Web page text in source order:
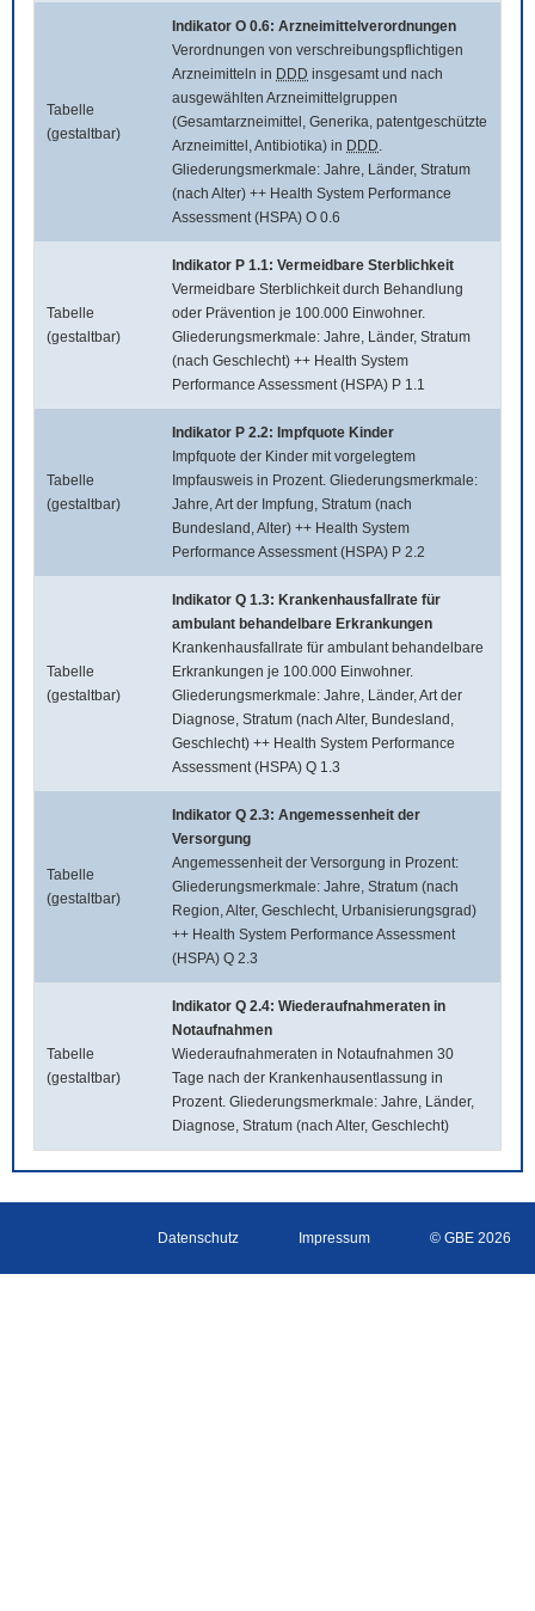
Tabelle
(gestaltbar)
Indikator O 0.6: Arzneimittelverordnungen
Verordnungen von verschreibungspflichtigen
Arzneimitteln in DDD insgesamt und nach
ausgewählten Arzneimittelgruppen
(Gesamtarzneimittel, Generika, patentgeschützte
Arzneimittel, Antibiotika) in DDD.
Gliederungsmerkmale: Jahre, Länder, Stratum
(nach Alter) ++ Health System Performance
Assessment (HSPA) O 0.6
Tabelle
(gestaltbar)
Indikator P 1.1: Vermeidbare Sterblichkeit
Vermeidbare Sterblichkeit durch Behandlung
oder Prävention je 100.000 Einwohner.
Gliederungsmerkmale: Jahre, Länder, Stratum
(nach Geschlecht) ++ Health System
Performance Assessment (HSPA) P 1.1
Tabelle
(gestaltbar)
Indikator P 2.2: Impfquote Kinder
Impfquote der Kinder mit vorgelegtem
Impfausweis in Prozent. Gliederungsmerkmale:
Jahre, Art der Impfung, Stratum (nach
Bundesland, Alter) ++ Health System
Performance Assessment (HSPA) P 2.2
Tabelle
(gestaltbar)
Indikator Q 1.3: Krankenhausfallrate für
ambulant behandelbare Erkrankungen
Krankenhausfallrate für ambulant behandelbare
Erkrankungen je 100.000 Einwohner.
Gliederungsmerkmale: Jahre, Länder, Art der
Diagnose, Stratum (nach Alter, Bundesland,
Geschlecht) ++ Health System Performance
Assessment (HSPA) Q 1.3
Tabelle
(gestaltbar)
Indikator Q 2.3: Angemessenheit der
Versorgung
Angemessenheit der Versorgung in Prozent:
Gliederungsmerkmale: Jahre, Stratum (nach
Region, Alter, Geschlecht, Urbanisierungsgrad)
++ Health System Performance Assessment
(HSPA) Q 2.3
Tabelle
(gestaltbar)
Indikator Q 2.4: Wiederaufnahmeraten in
Notaufnahmen
Wiederaufnahmeraten in Notaufnahmen 30
Tage nach der Krankenhausentlassung in
Prozent. Gliederungsmerkmale: Jahre, Länder,
Diagnose, Stratum (nach Alter, Geschlecht)
Datenschutz Impressum © GBE 2026